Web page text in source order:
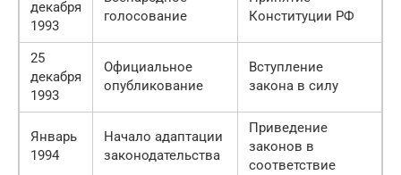
декабря
1993
голосование
Конституции РФ
25
декабря
1993
Официальное
опубликование
Вступление
закона в силу
Январь
1994
Начало адаптации
законодательства
Приведение
законов в
соответствие